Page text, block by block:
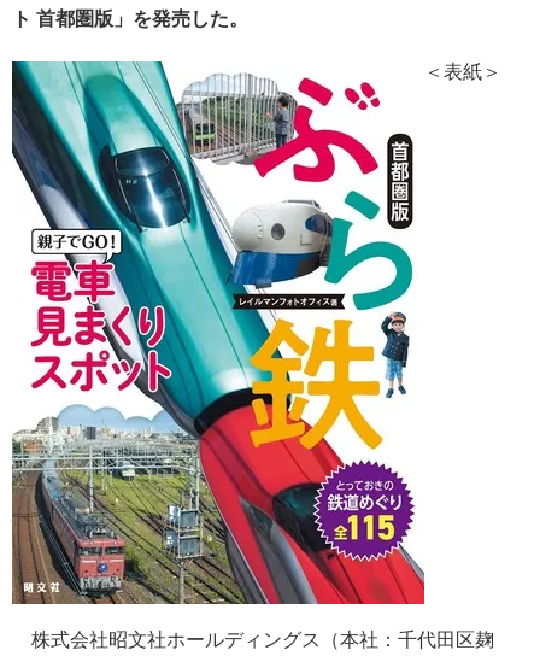
ト 首都圏版」を発売した。
＜表紙＞
株式会社昭文社ホールディングス（本社：千代田区麹